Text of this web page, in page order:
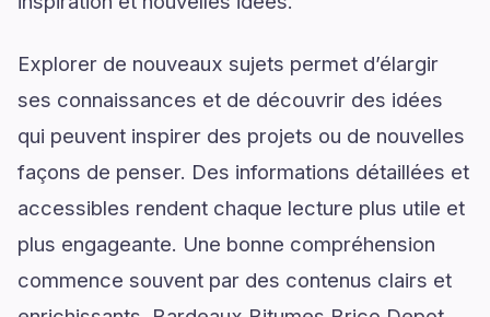
Explorer de nouveaux sujets permet d’élargir
ses connaissances et de découvrir des idées
qui peuvent inspirer des projets ou de nouvelles
façons de penser. Des informations détaillées et
accessibles rendent chaque lecture plus utile et
plus engageante. Une bonne compréhension
commence souvent par des contenus clairs et